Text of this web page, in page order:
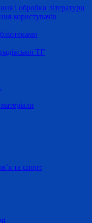
і обробки літератури
користувачів
ТГ
та спорт